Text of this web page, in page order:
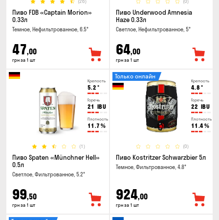
Пиво FDB «Captain Morion»
0.33л
Темное, Нефильтрованное, 6.5°
47,00
грн за 1 шт
Пиво Underwood Amnesia
Haze 0.33л
Светлое, Нефильтрованное, 5°
64,00
грн за 1 шт
Крепость
5.2 °
Горечь
21 IBU
Плотность
11.7 %
(1)
Пиво Spaten «Münchner Hell»
0.5л
Светлое, Фильтрованное, 5.2°
99,50
грн за 1 шт
Крепость
4.8 °
Горечь
22 IBU
Плотность
11.4%
(0)
Только онлайн
Пиво Kostritzer Schwarzbier 5л
Темное, Фильтрованное, 4.8°
924,00
грн за 1 шт